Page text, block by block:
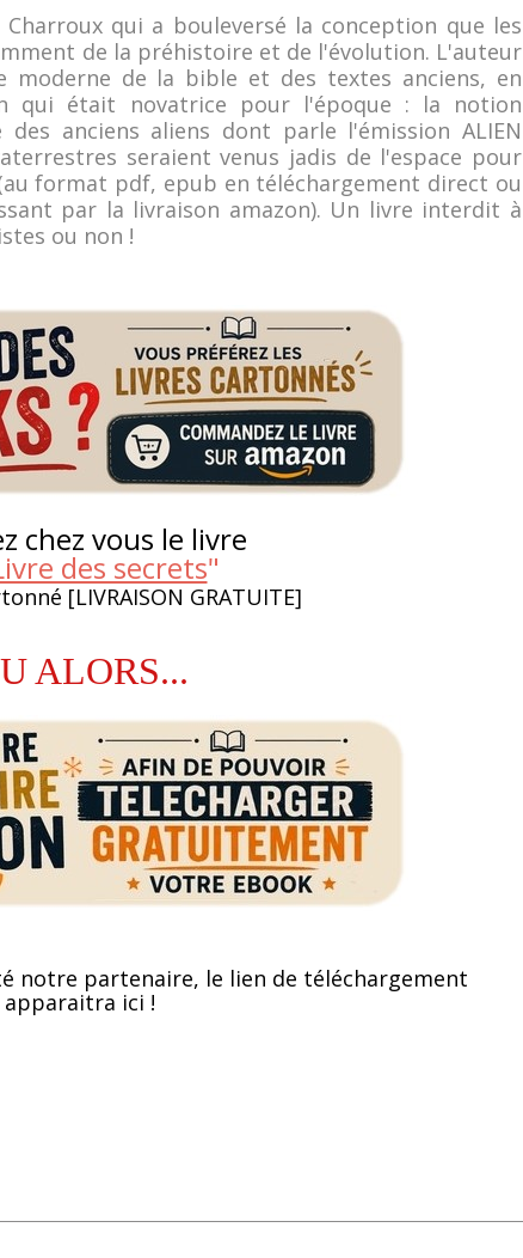
qui a bouleversé la conception que les
de la préhistoire et de l'évolution. L'auteur
moderne de la bible et des textes anciens, en
qui était novatrice pour l'époque : la notion
anciens aliens dont parle l'émission ALIEN
seraient venus jadis de l'espace pour
format pdf, epub en téléchargement direct ou
par la livraison amazon). Un livre interdit à
ou non !
chez vous le livre
des secrets"
[LIVRAISON GRATUITE]
ALORS...
notre partenaire, le lien de téléchargement
apparaitra ici !